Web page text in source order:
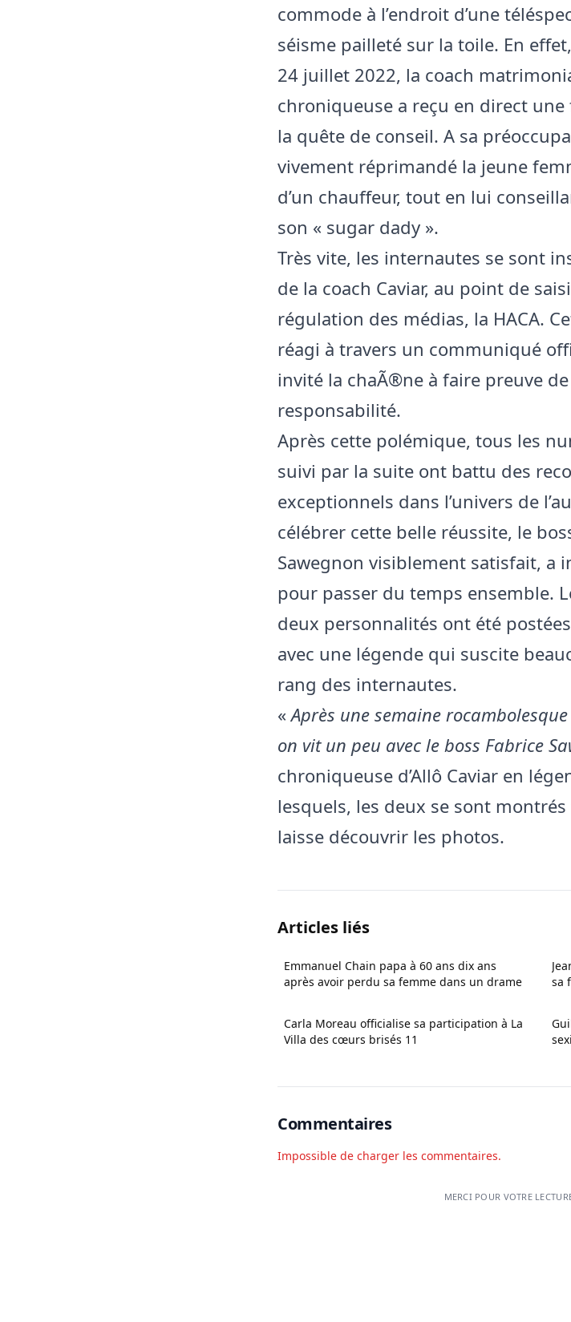
commode à l’endroit d’une
séisme pailleté sur la toile. En
24 juillet 2022, la coach
chroniqueuse a reçu en direct
la quête de conseil. A sa
vivement réprimandé la jeune
d’un chauffeur, tout en lui
son « sugar dady ».
Très vite, les internautes se sont
de la coach Caviar, au point de
régulation des médias, la HACA.
réagi à travers un communiqué
invité la chaÃ®ne à faire preuve
responsabilité.
Après cette polémique, tous les
suivi par la suite ont battu des
exceptionnels dans l’univers de
célébrer cette belle réussite, le
Sawegnon visiblement satisfait, a
pour passer du temps ensemble.
deux personnalités ont été
avec une légende qui suscite
rang des internautes.
«Après une semaine
on vit un peu avec le boss Fabrice
chroniqueuse d’Allô Caviar en
lesquels, les deux se sont
laisse découvrir les photos.
Articles liés
Emmanuel Chain papa à 60 ans dix ans
après avoir perdu sa femme dans un drame
sa
Carla Moreau officialise sa participation à La
Villa des cœurs brisés 11
Commentaires
Impossible de charger les commentaires.
MERCI POUR VOTRE